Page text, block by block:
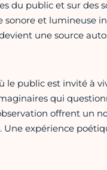
du public et sur des
et lumineuse
une source
le public est invité à
qui
offrent un
expérience